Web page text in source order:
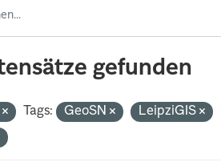
gefunden
Tags: GeoSN LeipziGIS